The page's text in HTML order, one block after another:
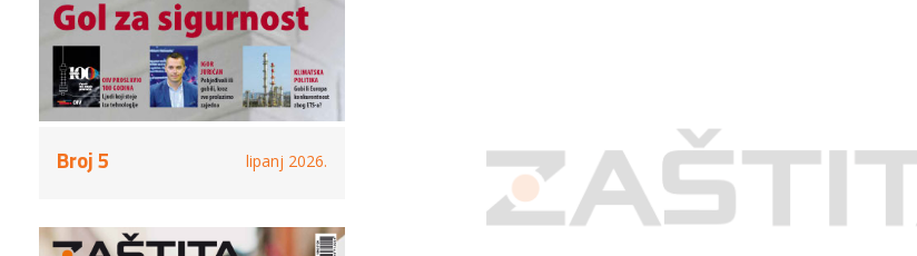
Broj 5 lipanj 2026.